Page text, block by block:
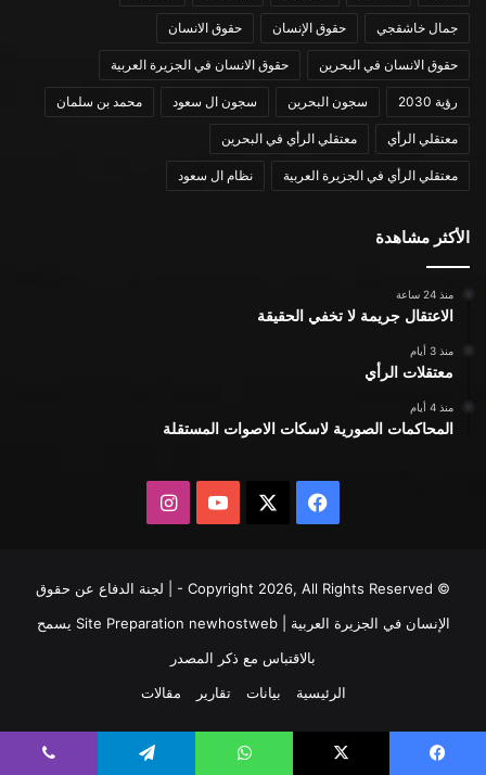
جمال خاشقجي حقوق الإنسان حقوق الانسان
حقوق الانسان في البحرين حقوق الانسان في الجزيرة العربية
رؤية 2030 سجون البحرين سجون ال سعود محمد بن سلمان
معتقلي الرأي معتقلي الرأي في البحرين
معتقلي الرأي في الجزيرة العربية نظام ال سعود
الأكثر مشاهدة
منذ 24 ساعة
الاعتقال جريمة لا تخفي الحقيقة
منذ 3 أيام
معتقلات الرأي
منذ 4 أيام
المحاكمات الصورية لاسكات الاصوات المستقلة
فيسبوك يوتيوبانستقرام
© Copyright 2026, All Rights Reserved - | لجنة الدفاع عن حقوق
الإنسان في الجزيرة العربية | Site Preparationnewhostweb
يسمح
بالاقتباس مع ذكر المصدر
الرئيسية
بيانات تقارير مقالات